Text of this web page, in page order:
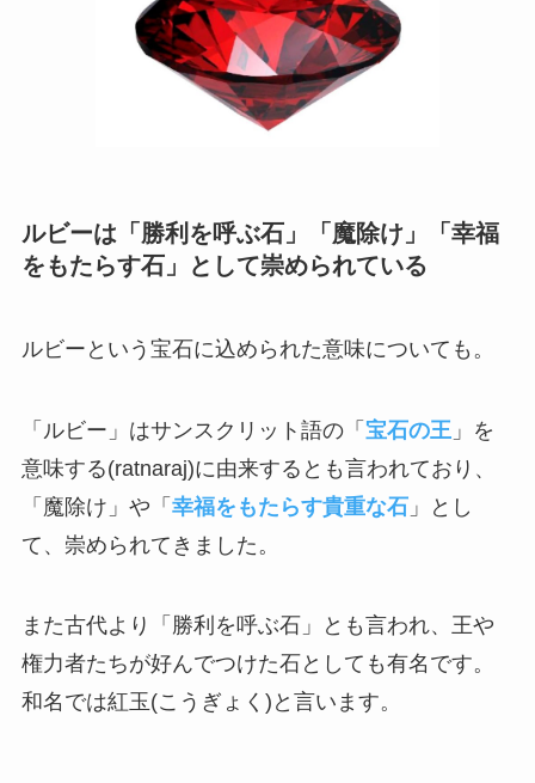
ルビーは「勝利を呼ぶ石」「魔除け」「幸福
をもたらす石」として崇められている
ルビーという宝石に込められた意味についても。
「ルビー」はサンスクリット語の「 宝石の王 」を
意味する(ratnaraj)に由来するとも言われており、
「魔除け」や「 幸福をもたらす貴重な石」とし
て、崇められてきました。
また古代より「勝利を呼ぶ石」とも言われ、王や
権力者たちが好んでつけた石としても有名です。
和名では紅玉(こうぎょく)と言います。